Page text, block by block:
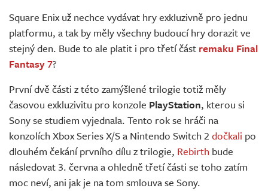
Živě
Square Enix už nechce vydávat hry exkluzivně pro jednu
platformu, a tak by měly všechny budoucí hry dorazit ve
stejný den. Bude to ale platit i pro třetí část remaku Final
Fantasy 7?
První dvě části z této zamýšlené trilogie totiž měly
časovou exkluzivitu pro konzole PlayStation, kterou si
Sony se studiem vyjednala. Tento rok se hráči na
konzolích Xbox Series X/S a Nintendo Switch 2 dočkali po
dlouhém čekání prvního dílu z trilogie, Rebirth bude
následovat 3. června a ohledně třetí části se toho zatím
moc neví, ani jak je na tom smlouva se Sony.